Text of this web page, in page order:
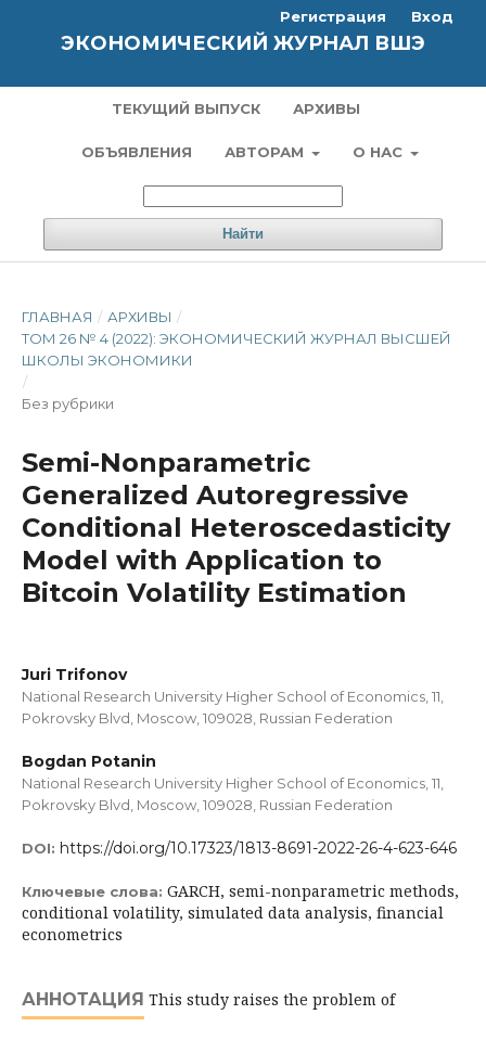
ЭКОНОМИЧЕСКИЙ ЖУРНАЛ ВШЭ
ТЕКУЩИЙ ВЫПУСК АРХИВЫ
ОБЪЯВЛЕНИЯ АВТОРАМ О НАС
Найти
Регистрация Вход
ГЛАВНАЯ / АРХИВЫ /
ТОМ 26 № 4 (2022): ЭКОНОМИЧЕСКИЙ ЖУРНАЛ ВЫСШЕЙ
ШКОЛЫ ЭКОНОМИКИ
/
Без рубрики
Semi-Nonparametric
Generalized Autoregressive
Conditional Heteroscedasticity
Model with Application to
Bitcoin Volatility Estimation
Juri Trifonov
National Research University Higher School of Economics, 11,
Pokrovsky Blvd, Moscow, 109028, Russian Federation
Bogdan Potanin
National Research University Higher School of Economics, 11,
Pokrovsky Blvd, Moscow, 109028, Russian Federation
DOI: https://doi.org/10.17323/1813-8691-2022-26-4-623-646
Ключевые слова: GARCH, semi-nonparametric methods,
conditional volatility, simulated data analysis, financial
econometrics
АННОТАЦИЯ This study raises the problem of